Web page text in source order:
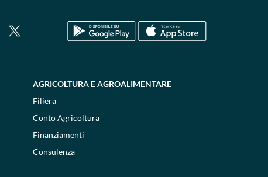
AGRICOLTURA E AGROALIMENTARE
Filiera
Conto Agricoltura
Finanziamenti
Consulenza